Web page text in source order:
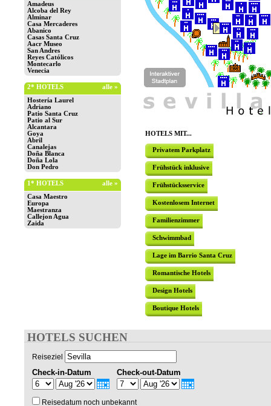
Amadeus
Alcoba del Rey
Alminar
Casa Mercaderes
Abanico
Casas Santa Cruz
Aacr Museo
San Andres
Reyes Católicos
Montecarlo
Venecia
alle »
2* HOTELS
Hostería Laurel
Adriano
Patio Santa Cruz
Patio al Sur
Alcantara
Goya
Abril
Canalejas
Doña Blanca
Doña Lola
Don Pedro
alle »
1* HOTELS
Casa Maestro
Europa
Maestranza
Callejon Agua
Zaida
HOTELS MIT...
Privatem Parkplatz
Frühstück inklusive
Frühstücksservice
Kostenlosem Internet
Familienzimmer
Schwimmbad
Lage im Barrio Santa Cruz
Romantische Hotels
Design Hotels
Boutique Hotels
HOTELS SUCHEN
Reiseziel
Check-in-Datum Check-out-Datum
Reisedatum noch unbekannt